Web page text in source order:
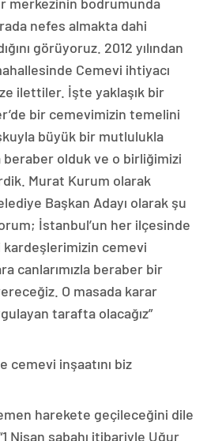
nefes almakta dahi
görüyoruz. 2012 yılından
Cemevi ihtiyacı
ilettiler. İşte yaklaşık bir
bir cemevimizin temelini
büyük bir mutlulukla
beraber olduk ve o birliğimizi
Murat Kurum olarak
Başkan Adayı olarak şu
İstanbul’un her ilçesinde
cemevi
canlarımızla beraber bir
O masada karar
tarafta olacağız”
cemevi inşaatını biz
harekete geçileceğini dile
Nisan sabahı itibariyle Uğur